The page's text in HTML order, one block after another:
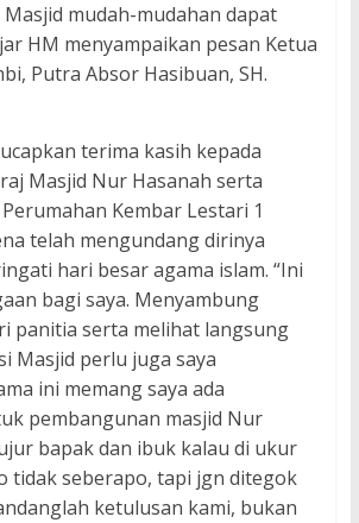
mudah-mudahan dapat
HM menyampaikan pesan Ketua
Putra Absor Hasibuan, SH.
terima kasih kepada
Masjid Nur Hasanah serta
Kembar Lestari 1
telah mengundang dirinya
hari besar agama islam. “Ini
bagi saya. Menyambung
panitia serta melihat langsung
Masjid perlu juga saya
ini memang saya ada
pembangunan masjid Nur
bapak dan ibuk kalau di ukur
tidak seberapo, tapi jgn ditegok
ketulusan kami, bukan